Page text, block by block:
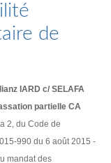
de
IARD c/ SELAFA
partielle CA
2, du Code de
990 du 6 août 2015 -
mandat des